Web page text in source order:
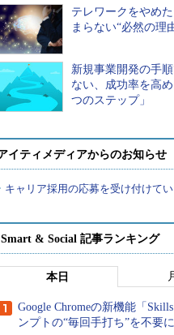
テレワークをやめ
まらない“必然の理
新規事業開発の手
ない、成功率を高
つのステップ」
イティメディアからのお知らせ
キャリア採用の応募を受け付けて
Smart & Social 記事ランキング
本日
Google Chromeの新機能「
ンプトの“毎回手打ち”を不要に